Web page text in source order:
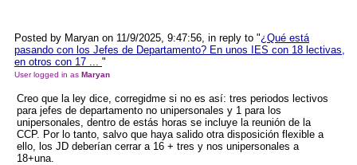
Posted by Maryan on 11/9/2025, 9:47:56, in reply to "¿Qué está
pasando con los Jefes de Departamento? En unos IES con 18 lectivas,
en otros con 17 ... "
User logged in as Maryan
Creo que la ley dice, corregidme si no es así: tres periodos lectivos
para jefes de departamento no unipersonales y 1 para los
unipersonales, dentro de estás horas se incluye la reunión de la
CCP. Por lo tanto, salvo que haya salido otra disposición flexible a
ello, los JD deberían cerrar a 16 + tres y nos unipersonales a
18+una.